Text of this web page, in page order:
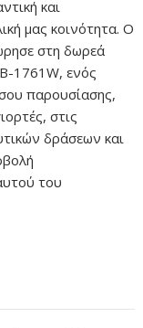
και
μας κοινότητα. Ο
στη δωρεά
1761W, ενός
παρουσίασης,
στις
δράσεων και
του